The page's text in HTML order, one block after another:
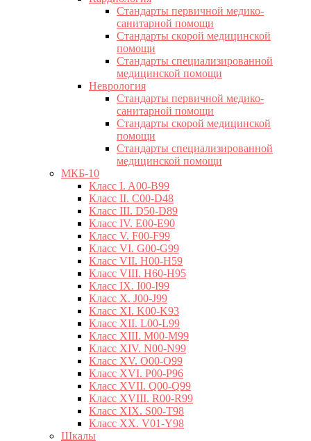
Стандарты первичной медико-
санитарной помощи
Стандарты скорой медицинской
помощи
Стандарты специализированной
медицинской помощи
Неврология
Стандарты первичной медико-
санитарной помощи
Стандарты скорой медицинской
помощи
Стандарты специализированной
медицинской помощи
МКБ-10
Класс I. A00-B99
Класс II. C00-D48
Класс III. D50-D89
Класс IV. E00-E90
Класс V. F00-F99
Класс VI. G00-G99
Класс VII. H00-H59
Класс VIII. H60-H95
Класс IX. I00-I99
Класс X. J00-J99
Класс XI. K00-K93
Класс XII. L00-L99
Класс XIII. M00-M99
Класс XIV. N00-N99
Класс XV. O00-O99
Класс XVI. P00-P96
Класс XVII. Q00-Q99
Класс XVIII. R00-R99
Класс XIX. S00-T98
Класс XX. V01-Y98
Шкалы